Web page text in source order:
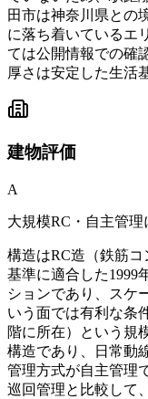
田市は神奈川県との
に落ち着いているエ
ては公開情報での確
厚さは安定した生活
建物評価
A
大規模RC・自主管理
構造はRC造（鉄筋
基準に適合した1999
ションであり、スケ
いう面では有利な条
階に所在）という規
構造であり、日常動
管理方式が自主管理
巡回管理と比較して